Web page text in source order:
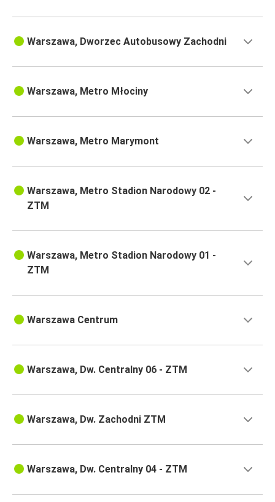
Warszawa, Dworzec Autobusowy Zachodni
Warszawa, Metro Młociny
Warszawa, Metro Marymont
Warszawa, Metro Stadion Narodowy 02 -
ZTM
Warszawa, Metro Stadion Narodowy 01 -
ZTM
Warszawa Centrum
Warszawa, Dw. Centralny 06 - ZTM
Warszawa, Dw. Zachodni ZTM
Warszawa, Dw. Centralny 04 - ZTM